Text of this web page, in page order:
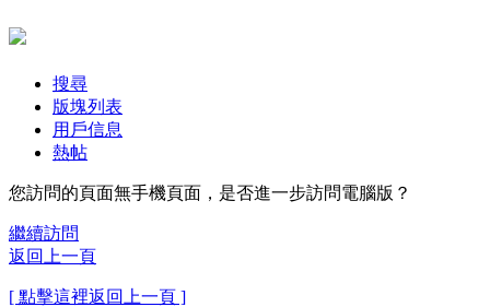
搜尋
版塊列表
用戶信息
熱帖
您訪問的頁面無手機頁面，是否進一步訪問電腦版？
繼續訪問
返回上一頁
[ 點擊這裡返回上一頁 ]